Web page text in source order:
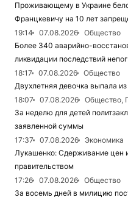
Проживающему в Украине
Францкевичу на 10 лет
19:14
07.08.2026
Общество
Более 340 аварийно-
ликвидации последствий
18:17
07.08.2026
Общество
Двухлетняя девочка выпала
18:07
07.08.2026
Общество,
За неделю для детей
заявленной суммы
17:37
07.08.2026
Экономика
Лукашенко: Сдерживание цен
правительством
17:26
07.08.2026
Общество
За восемь дней в милицию